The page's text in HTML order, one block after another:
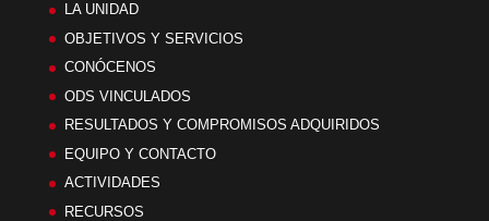
LA UNIDAD
OBJETIVOS Y SERVICIOS
CONÓCENOS
ODS VINCULADOS
RESULTADOS Y COMPROMISOS ADQUIRIDOS
EQUIPO Y CONTACTO
ACTIVIDADES
RECURSOS